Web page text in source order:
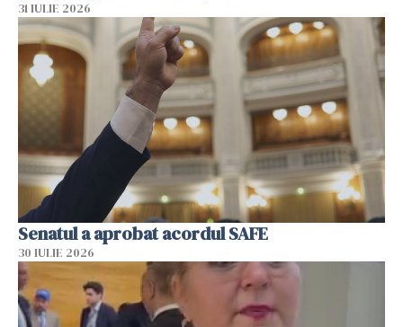
31 IULIE 2026
Senatul a aprobat acordul SAFE
30 IULIE 2026